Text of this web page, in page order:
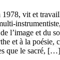
vit et
l’image et du
et à la poésie,
que le sacré, […]